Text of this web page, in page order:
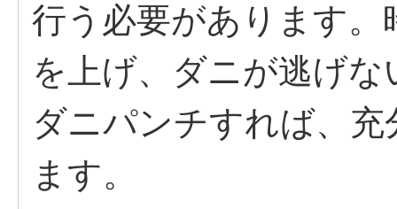
行う必要があります
を上げ、ダニが逃げ
ダニパンチすれば、
ます。